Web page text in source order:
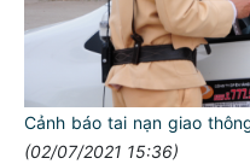
Cảnh báo tai nạn giao
(02/07/2021 15:36)